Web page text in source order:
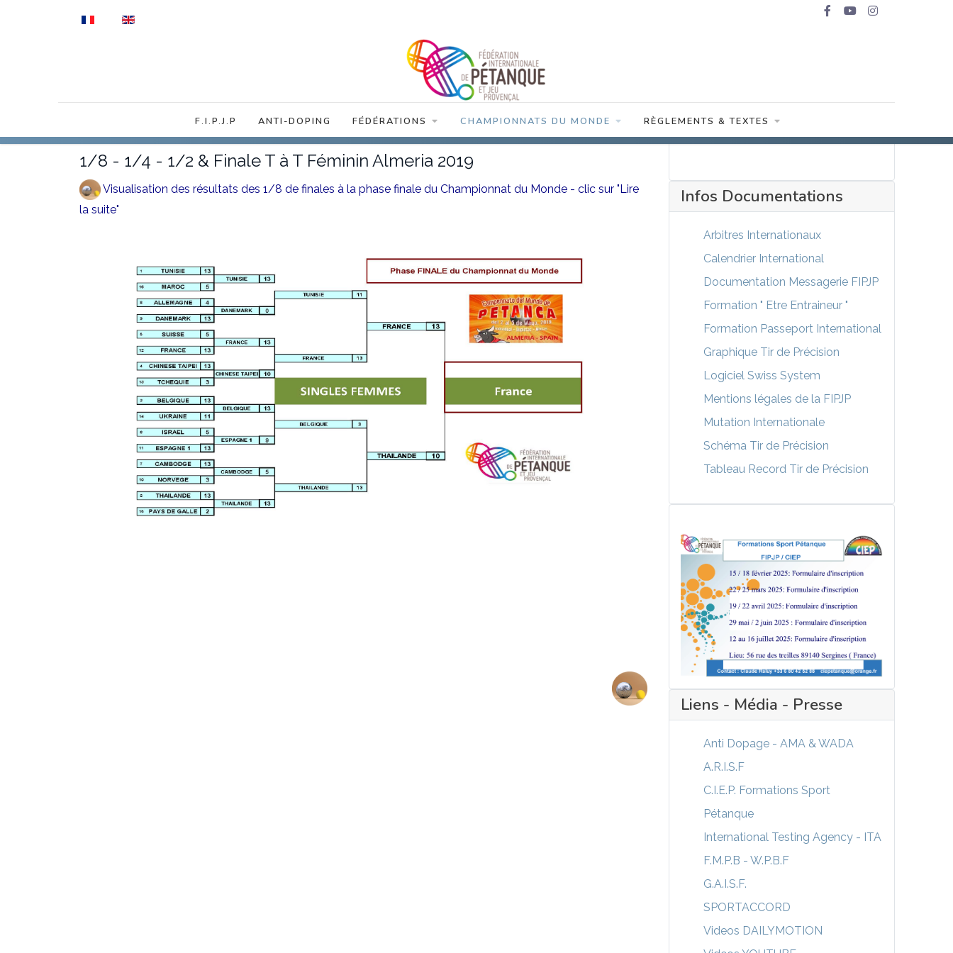
F.I.P.J.P ANTI-DOPING FÉDÉRATIONS CHAMPIONNATS DU MONDE RÈGLEMENTS & TEXTES
Infos Documentations
Arbitres Internationaux
Calendrier International
Documentation Messagerie FIPJP
Formation " Etre Entraineur "
Formation Passeport International
Graphique Tir de Précision
Logiciel Swiss System
Mentions légales de la FIPJP
Mutation Internationale
Schéma Tir de Précision
Tableau Record Tir de Précision
Liens - Média - Presse
Anti Dopage - AMA & WADA
A.R.I.S.F
C.I.E.P. Formations Sport
Pétanque
International Testing Agency - ITA
F.M.P.B - W.P.B.F
G.A.I.S.F.
SPORTACCORD
Videos DAILYMOTION
1/8 - 1/4 - 1/2 & Finale T à T Féminin Almeria 2019
Visualisation des résultats des 1/8 de finales à la phase finale du Championnat du Monde - clic sur "Lire
la suite"